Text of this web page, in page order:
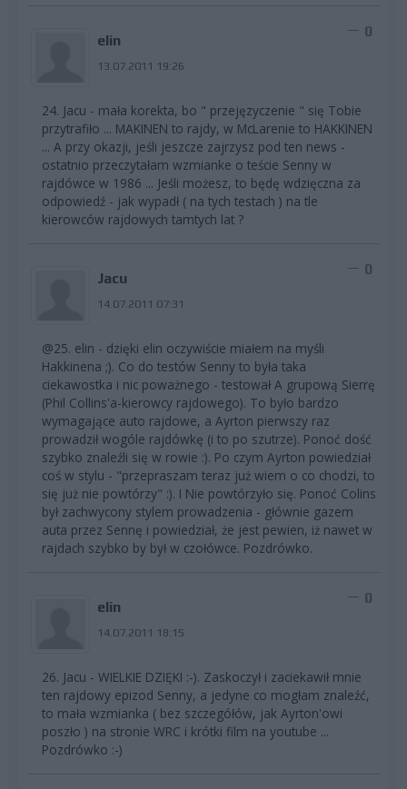
elin
13.07.2011 19:26
0
24. Jacu - mała korekta, bo " przejęzyczenie " się Tobie
przytrafiło ... MAKINEN to rajdy, w McLarenie to HAKKINEN
... A przy okazji, jeśli jeszcze zajrzysz pod ten news -
ostatnio przeczytałam wzmianke o teście Senny w
rajdówce w 1986 ... Jeśli możesz, to będę wdzięczna za
odpowiedź - jak wypadł ( na tych testach ) na tle
kierowców rajdowych tamtych lat ?
Jacu
14.07.2011 07:31
0
@25. elin - dzięki elin oczywiście miałem na myśli
Hakkinena ;). Co do testów Senny to była taka
ciekawostka i nic poważnego - testował A grupową Sierrę
(Phil Collins'a-kierowcy rajdowego). To było bardzo
wymagające auto rajdowe, a Ayrton pierwszy raz
prowadził wogóle rajdówkę (i to po szutrze). Ponoć dość
szybko znaleźli się w rowie :). Po czym Ayrton powiedział
coś w stylu - "przepraszam teraz już wiem o co chodzi, to
się już nie powtórzy" :). I Nie powtórzyło się. Ponoć Colins
był zachwycony stylem prowadzenia - głównie gazem
auta przez Sennę i powiedział, że jest pewien, iż nawet w
rajdach szybko by był w czołówce. Pozdrówko.
elin
14.07.2011 18:15
0
26. Jacu - WIELKIE DZIĘKI :-). Zaskoczył i zaciekawił mnie
ten rajdowy epizod Senny, a jedyne co mogłam znaleźć,
to mała wzmianka ( bez szczegółów, jak Ayrton'owi
poszło ) na stronie WRC i krótki film na youtube ...
Pozdrówko :-)